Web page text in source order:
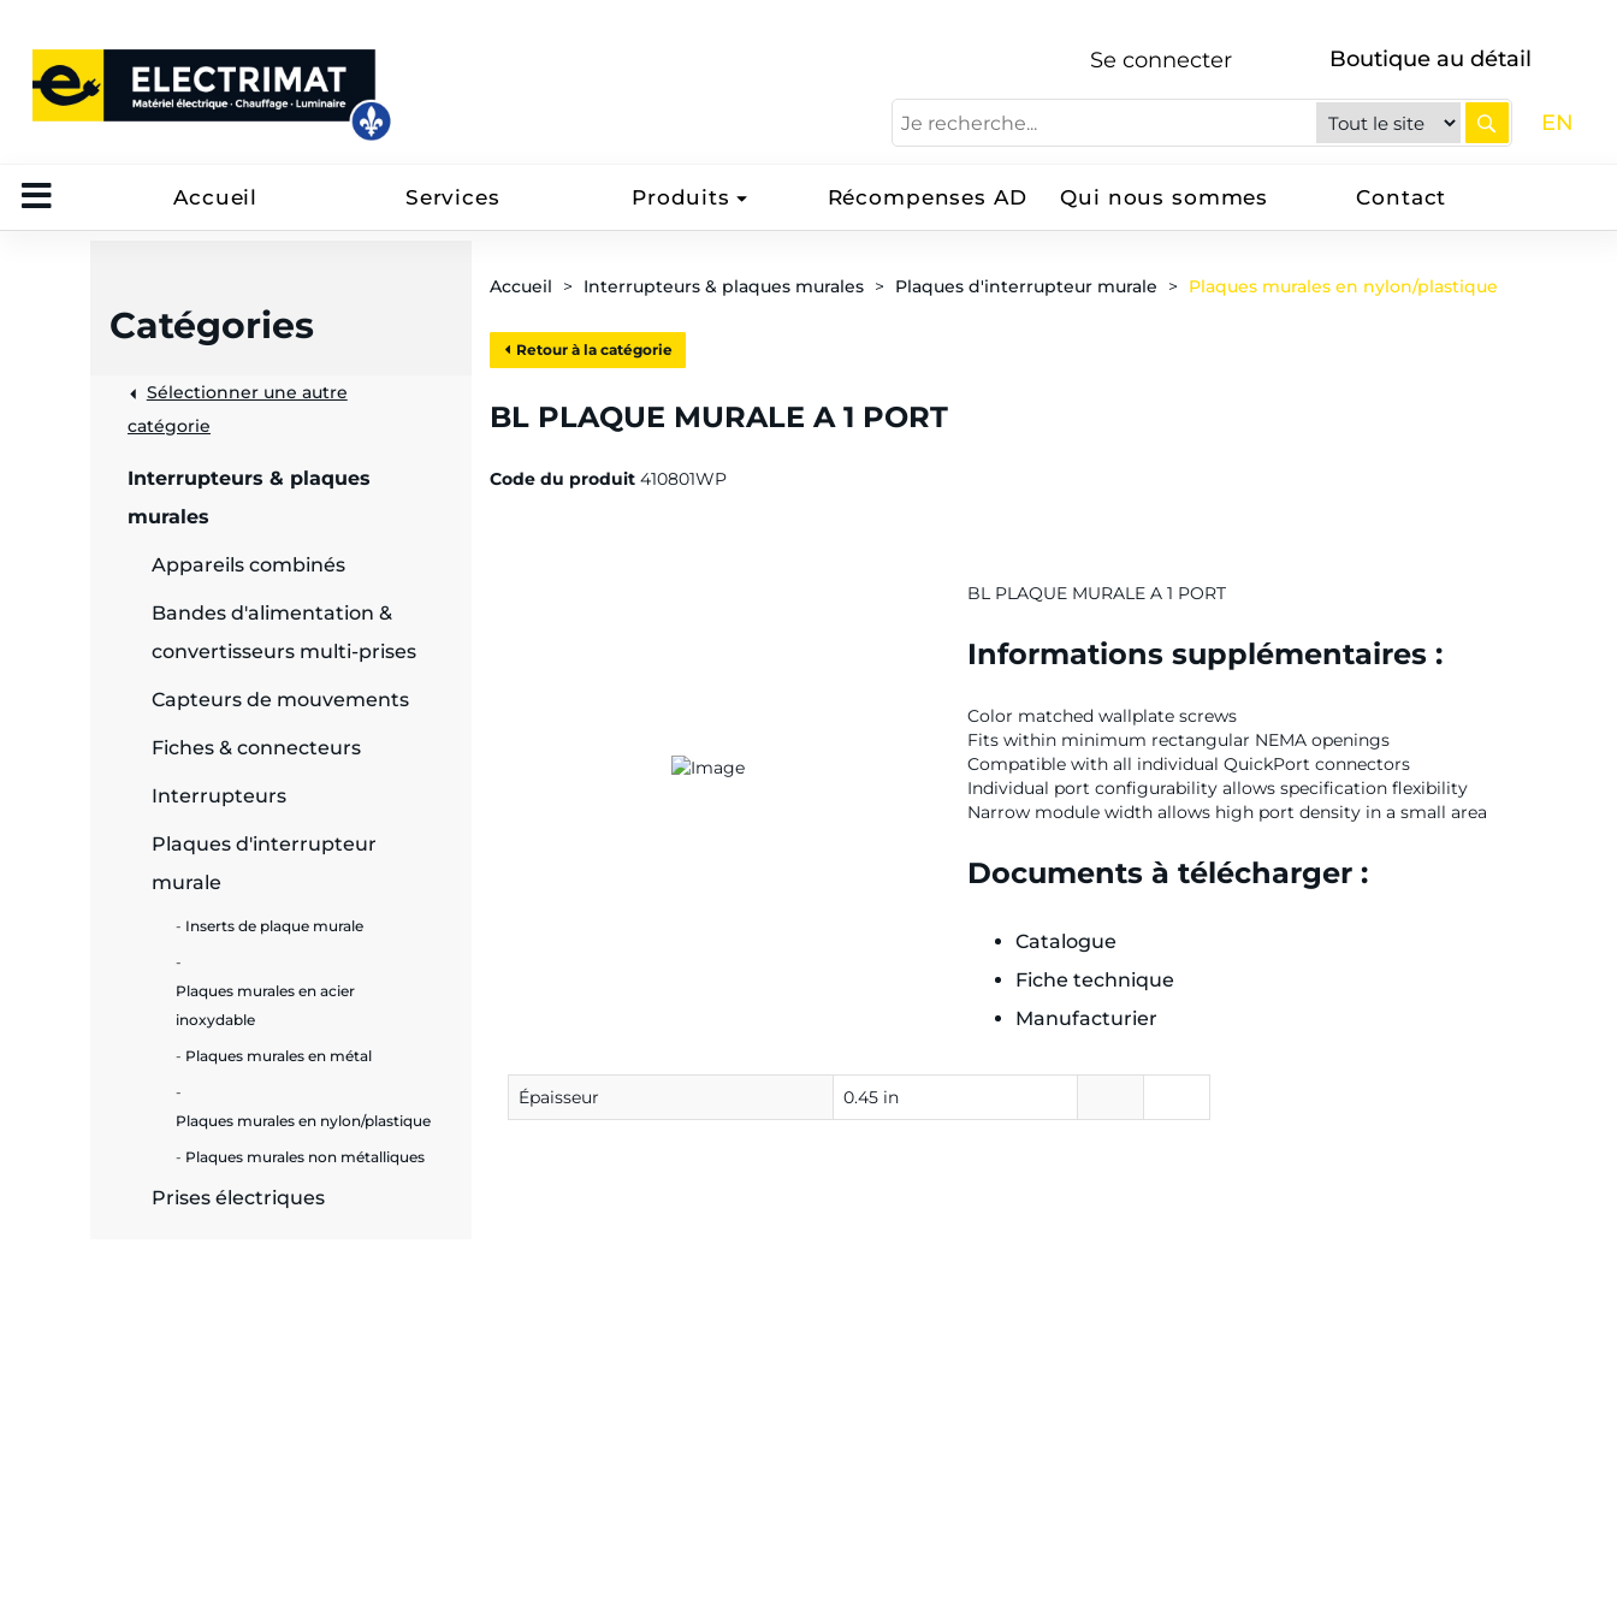
Se connecter Boutique au détail
EN
Accueil Services Produits Récompenses AD Qui nous sommes Contact
Catégories
Sélectionner une autre
catégorie
Interrupteurs & plaques
murales
Appareils combinés
Bandes d'alimentation &
convertisseurs multi-prises
Capteurs de mouvements
Fiches & connecteurs
Interrupteurs
Plaques d'interrupteur
murale
Inserts de plaque murale
Plaques murales en acier
inoxydable
Plaques murales en métal
Plaques murales en nylon/plastique
Plaques murales non métalliques
Prises électriques
Accueil Interrupteurs & plaques murales Plaques d'interrupteur murale Plaques murales en nylon/plastique
Retour à la catégorie
BL PLAQUE MURALE A 1 PORT
Code du produit 410801WP
BL PLAQUE MURALE A 1 PORT
Informations supplémentaires :
Color matched wallplate screws
Fits within minimum rectangular NEMA openings
Compatible with all individual QuickPort connectors
Individual port configurability allows specification flexibility
Narrow module width allows high port density in a small area
Documents à télécharger :
Catalogue
Fiche technique
Manufacturier
Épaisseur 0.45 in